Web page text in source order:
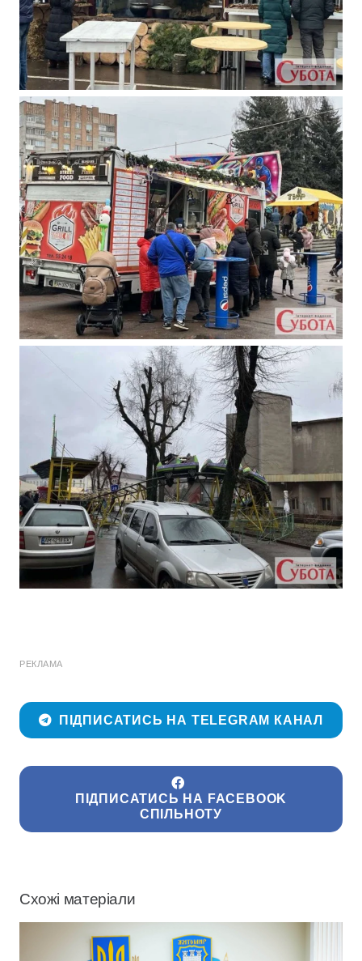
РЕКЛАМА
ПІДПИСАТИСЬ НА TELEGRAM КАНАЛ
ПІДПИСАТИСЬ НА FACEBOOK
СПІЛЬНОТУ
Схожі матеріали